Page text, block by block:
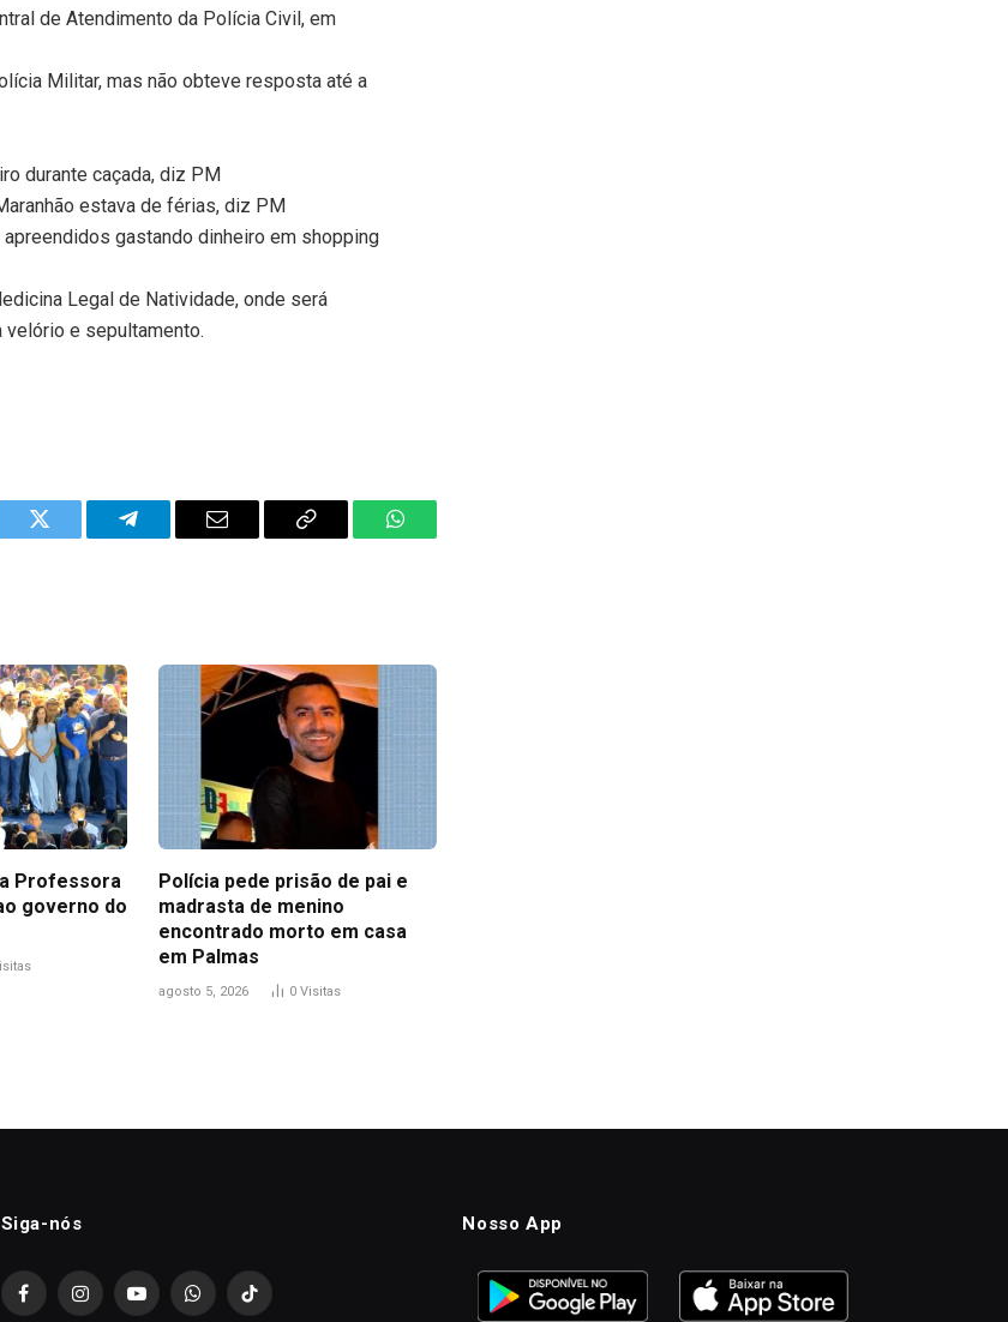
de Atendimento da Polícia Civil, em
Militar, mas não obteve resposta até a
durante caçada, diz PM
estava de férias, diz PM
gastando dinheiro em shopping
Legal de Natividade, onde será
e sepultamento.
Twitter Telegram Email
Copy
WhatsApp
Professora
governo do
Polícia pede prisão de pai e
madrasta de menino
encontrado morto em casa
em Palmas
agosto 5, 2026 0 Visitas
Siga-nós
FacebookInstagramYouTubeWhatsAppTikTok
Nosso App